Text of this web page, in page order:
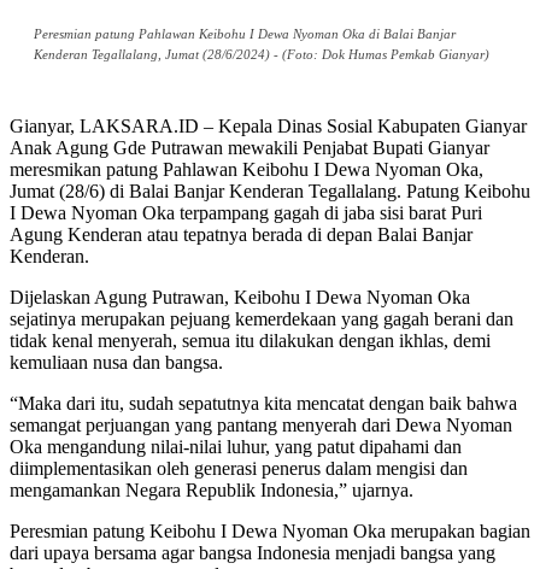
Peresmian patung Pahlawan Keibohu I Dewa Nyoman Oka di Balai Banjar
Kenderan Tegallalang, Jumat (28/6/2024) - (Foto: Dok Humas Pemkab Gianyar)
Gianyar, LAKSARA.ID – Kepala Dinas Sosial Kabupaten Gianyar
Anak Agung Gde Putrawan mewakili Penjabat Bupati Gianyar
meresmikan patung Pahlawan Keibohu I Dewa Nyoman Oka,
Jumat (28/6) di Balai Banjar Kenderan Tegallalang. Patung Keibohu
I Dewa Nyoman Oka terpampang gagah di jaba sisi barat Puri
Agung Kenderan atau tepatnya berada di depan Balai Banjar
Kenderan.
Dijelaskan Agung Putrawan, Keibohu I Dewa Nyoman Oka
sejatinya merupakan pejuang kemerdekaan yang gagah berani dan
tidak kenal menyerah, semua itu dilakukan dengan ikhlas, demi
kemuliaan nusa dan bangsa.
“Maka dari itu, sudah sepatutnya kita mencatat dengan baik bahwa
semangat perjuangan yang pantang menyerah dari Dewa Nyoman
Oka mengandung nilai-nilai luhur, yang patut dipahami dan
diimplementasikan oleh generasi penerus dalam mengisi dan
mengamankan Negara Republik Indonesia,” ujarnya.
Peresmian patung Keibohu I Dewa Nyoman Oka merupakan bagian
dari upaya bersama agar bangsa Indonesia menjadi bangsa yang